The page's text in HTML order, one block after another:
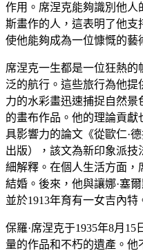
作用。席涅克能夠識別他
斯畫作的人，這表明了他支
使他能夠成為一位慷慨的藝
席涅克一生都是一位狂熱
泛的航行。這些旅行為他
力的水彩畫迅速捕捉自然
的畫布作品。他的理論貢
具影響力的論文《從歐仁·
出版），該文為新印象派
細解釋。在個人生活方面，
結婚。後來，他與讓娜·塞
並於1913年育有一女吉內特
保羅·席涅克于1935年8月
量的作品和不朽的遺產。